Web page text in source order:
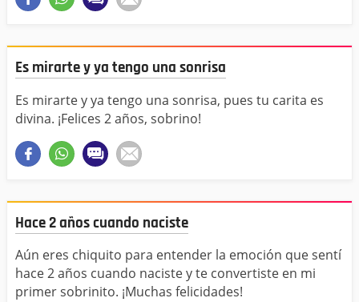
Es mirarte y ya tengo una sonrisa
Es mirarte y ya tengo una sonrisa, pues tu carita es
divina. ¡Felices 2 años, sobrino!
Hace 2 años cuando naciste
Aún eres chiquito para entender la emoción que sentí
hace 2 años cuando naciste y te convertiste en mi
primer sobrinito. ¡Muchas felicidades!